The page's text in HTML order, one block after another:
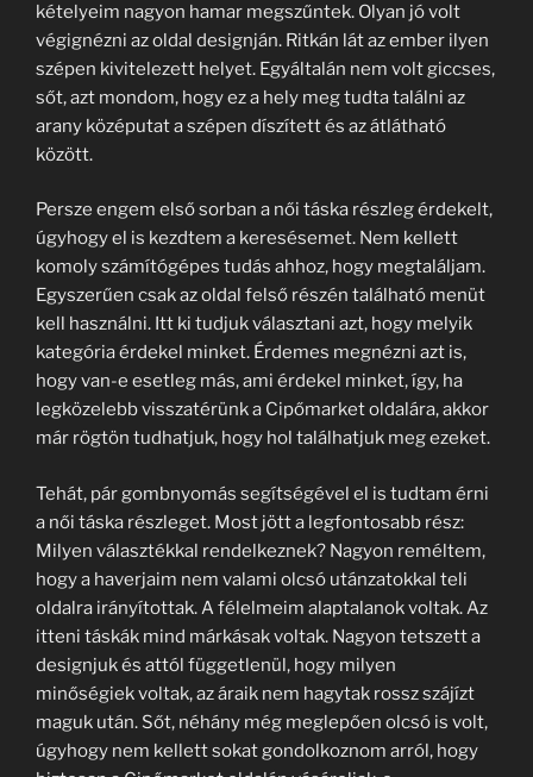
kételyeim nagyon hamar megszűntek. Olyan jó volt
végignézni az oldal designján. Ritkán lát az ember ilyen
szépen kivitelezett helyet. Egyáltalán nem volt giccses,
sőt, azt mondom, hogy ez a hely meg tudta találni az
arany középutat a szépen díszített és az átlátható
között.
Persze engem első sorban a női táska részleg érdekelt,
úgyhogy el is kezdtem a keresésemet. Nem kellett
komoly számítógépes tudás ahhoz, hogy megtaláljam.
Egyszerűen csak az oldal felső részén található menüt
kell használni. Itt ki tudjuk választani azt, hogy melyik
kategória érdekel minket. Érdemes megnézni azt is,
hogy van-e esetleg más, ami érdekel minket, így, ha
legközelebb visszatérünk a Cipőmarket oldalára, akkor
már rögtön tudhatjuk, hogy hol találhatjuk meg ezeket.
Tehát, pár gombnyomás segítségével el is tudtam érni
a női táska részleget. Most jött a legfontosabb rész:
Milyen választékkal rendelkeznek? Nagyon reméltem,
hogy a haverjaim nem valami olcsó utánzatokkal teli
oldalra irányítottak. A félelmeim alaptalanok voltak. Az
itteni táskák mind márkásak voltak. Nagyon tetszett a
designjuk és attól függetlenül, hogy milyen
minőségiek voltak, az áraik nem hagytak rossz szájízt
maguk után. Sőt, néhány még meglepően olcsó is volt,
úgyhogy nem kellett sokat gondolkoznom arról, hogy